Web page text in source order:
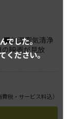
でした。
ください。
■加湿空気清浄
映画が見放
費税・サービス料込）